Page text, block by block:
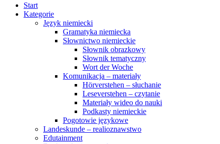
Start
Kategorie
Język niemiecki
Gramatyka niemiecka
Słownictwo niemieckie
Słownik obrazkowy
Słownik tematyczny
Wort der Woche
Komunikacja – materiały
Hörverstehen – słuchanie
Leseverstehen – czytanie
Materiały wideo do nauki
Podkasty niemieckie
Pogotowie językowe
Landeskunde – realioznawstwo
Edutainment